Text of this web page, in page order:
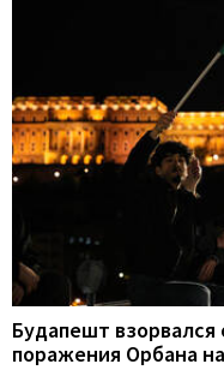
Будапешт взорвался
поражения Орбана